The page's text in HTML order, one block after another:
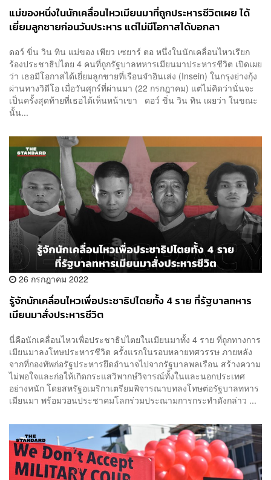
แม่ของหนึ่งในนักเคลื่อนไหวเมียนมาที่ถูกประหารชีวิตเผย ได้
เยี่ยมลูกชายก่อนวันประหาร แต่ไม่มีโอกาสได้บอกลา
ดอว์ ขิ่น วิน ทิน แม่ของ เพียว เซยาร์ ตอ หนึ่งในนักเคลื่อนไหวเรียก
ร้องประชาธิปไตย 4 คนที่ถูกรัฐบาลทหารเมียนมาประหารชีวิต เปิดเผย
ว่า เธอมีโอกาสได้เยี่ยมลูกชายที่เรือนจำอินเส่ง (Insein) ในกรุงย่างกุ้ง
ผ่านทางวิดีโอ เมื่อวันศุกร์ที่ผ่านมา (22 กรกฎาคม) แต่ไม่คิดว่านั่นจะ
เป็นครั้งสุดท้ายที่เธอได้เห็นหน้าเขา ดอว์ ขิ่น วิน ทิน เผยว่า ในขณะ
นั้น...
26 กรกฎาคม 2022
รู้จักนักเคลื่อนไหวเพื่อประชาธิปไตยทั้ง 4 ราย ที่รัฐบาลทหาร
เมียนมาสั่งประหารชีวิต
นี่คือนักเคลื่อนไหวเพื่อประชาธิปไตยในเมียนมาทั้ง 4 ราย ที่ถูกทางการ
เมียนมาลงโทษประหารชีวิต ครั้งแรกในรอบหลายทศวรรษ ภายหลัง
จากที่กองทัพก่อรัฐประหารยึดอำนาจไปจากรัฐบาลพลเรือน สร้างความ
ไม่พอใจและก่อให้เกิดกระแสวิพากษ์วิจารณ์ทั้งในและนอกประเทศ
อย่างหนัก โดยสหรัฐอเมริกาเตรียมพิจารณาบทลงโทษต่อรัฐบาลทหาร
เมียนมา พร้อมวอนประชาคมโลกร่วมประณามการกระทำดังกล่าว ...